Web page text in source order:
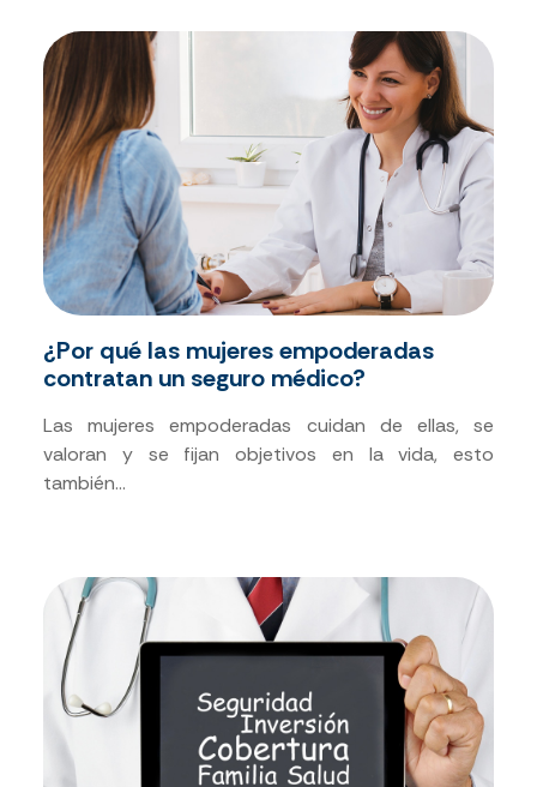
¿Por qué las mujeres empoderadas
contratan un seguro médico?
Las mujeres empoderadas cuidan de ellas, se
valoran y se fijan objetivos en la vida, esto
también...